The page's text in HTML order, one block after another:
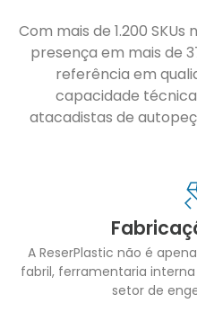
Com mais de 1.200
presença em mais de
referência em
capacidade
atacadistas de
A ReserPlastic não é
fabril, ferramentaria
setor de